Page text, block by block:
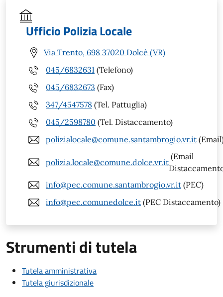
Ufficio Polizia Locale
Via Trento, 698 37020 Dolcè (VR)
045/6832631 (Telefono)
045/6832673 (Fax)
347/4547578 (Tel. Pattuglia)
045/2598780 (Tel. Distaccamento)
polizialocale@comune.santambrogio.vr.it
polizia.locale@comune.dolce.vr.it
(Email
info@pec.comune.santambrogio.vr.it (PEC)
info@pec.comunedolce.it (PEC Distaccamento)
Strumenti di tutela
Tutela amministrativa
Tutela giurisdizionale